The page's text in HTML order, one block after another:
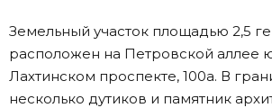
Земельный участок площадью 2,5
расположен на Петровской аллее
Лахтинском проспекте, 100а. В
несколько дутиков и памятник